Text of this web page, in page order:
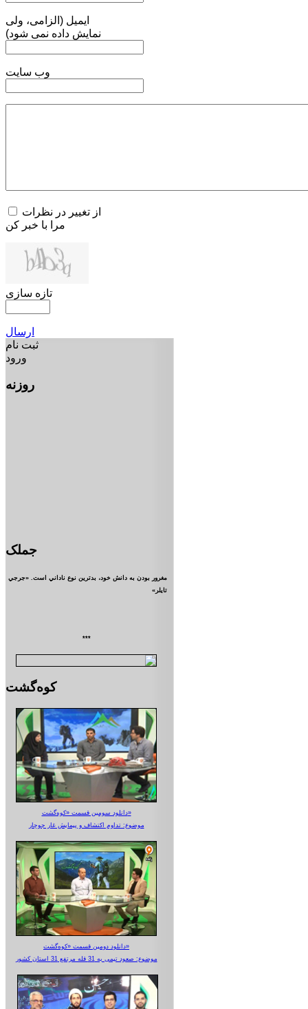
ایمیل (الزامی، ولی
نمایش داده نمی شود)
وب سایت
از تغییر در نظرات
مرا با خبر کن
تازه سازی
ارسال
ثبت نام
ورود
روزنه
جملک
مغرور بودن به دانش خود، بدترين نوع ناداني است. «جرجي
تايلر»
***
کوه‌گشت
دانلود سومین قسمت «کوه‌گشت»
موضوع: تداوم اکتشاف و پیمایش غار جوجار
دانلود دومین قسمت «کوه‌گشت»
موضوع: صعود تیمی به 31 قله مرتفع 31 استان کشور